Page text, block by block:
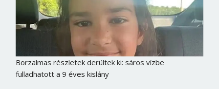
Borzalmas részletek derültek ki: sáros vízbe
fulladhatott a 9 éves kislány